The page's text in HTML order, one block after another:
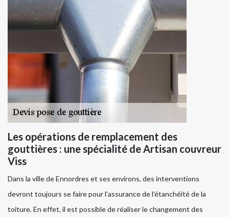
Les opérations de remplacement des
gouttières : une spécialité de Artisan couvreur
Viss
Dans la ville de Ennordres et ses environs, des interventions
devront toujours se faire pour l'assurance de l'étanchéité de la
toiture. En effet, il est possible de réaliser le changement des